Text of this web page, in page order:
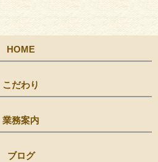
HOME
こだわり
業務案内
ブログ